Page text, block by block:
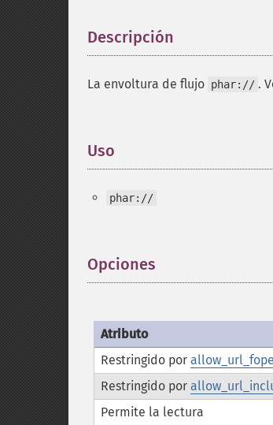
Descripción
La envoltura de flujo phar:// .
Uso
phar://
Opciones
Atributo
Restringido por
Restringido por
Permite la lectura